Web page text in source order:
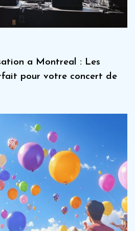
a Montreal : Les
pour votre concert de